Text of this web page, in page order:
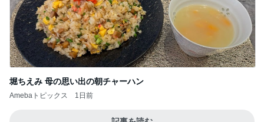
堀ちえみ 母の思い出の朝チャーハン
Amebaトピックス 1日前